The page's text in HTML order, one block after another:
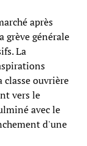
après
grève générale
La
classe ouvrière
vers le
avec le
d'une